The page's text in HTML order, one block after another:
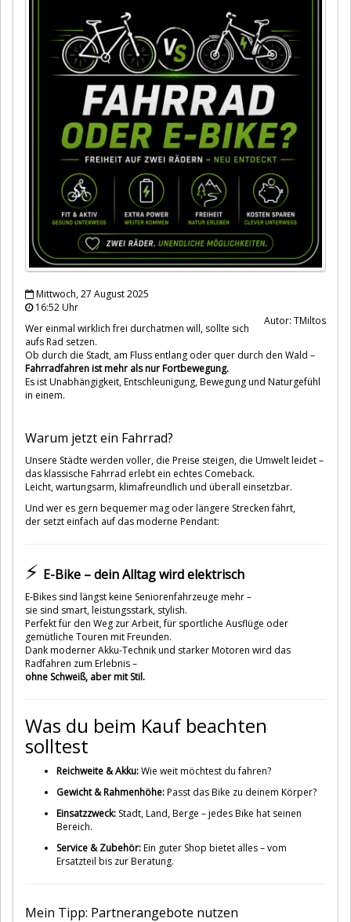
Mittwoch, 27 August 2025
16:52 Uhr
Autor: TMiltos
Wer einmal wirklich frei durchatmen will, sollte sich
aufs Rad setzen.
Ob durch die Stadt, am Fluss entlang oder quer durch den Wald –
Fahrradfahren ist mehr als nur Fortbewegung.
Es ist Unabhängigkeit, Entschleunigung, Bewegung und Naturgefühl
in einem.
Warum jetzt ein Fahrrad?
Unsere Städte werden voller, die Preise steigen, die Umwelt leidet –
das klassische Fahrrad erlebt ein echtes Comeback.
Leicht, wartungsarm, klimafreundlich und überall einsetzbar.
Und wer es gern bequemer mag oder längere Strecken fährt,
der setzt einfach auf das moderne Pendant:
⚡ E-Bike – dein Alltag wird elektrisch
E-Bikes sind längst keine Seniorenfahrzeuge mehr –
sie sind smart, leistungsstark, stylish.
Perfekt für den Weg zur Arbeit, für sportliche Ausflüge oder
gemütliche Touren mit Freunden.
Dank moderner Akku-Technik und starker Motoren wird das
Radfahren zum Erlebnis –
ohne Schweiß, aber mit Stil.
Was du beim Kauf beachten
solltest
Reichweite & Akku:Wie weit möchtest du fahren?
Gewicht & Rahmenhöhe:Passt das Bike zu deinem Körper?
Einsatzzweck: Stadt, Land, Berge – jedes Bike hat seinen
Bereich.
Service & Zubehör:Ein guter Shop bietet alles – vom
Ersatzteil bis zur Beratung.
Mein Tipp: Partnerangebote nutzen